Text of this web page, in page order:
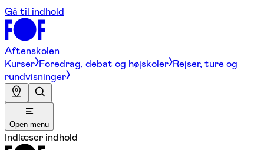
Gå til indhold
Aftenskolen
Kurser Foredrag, debat og højskoler Rejser, ture og
rundvisninger
Open menu
Indlæser indhold